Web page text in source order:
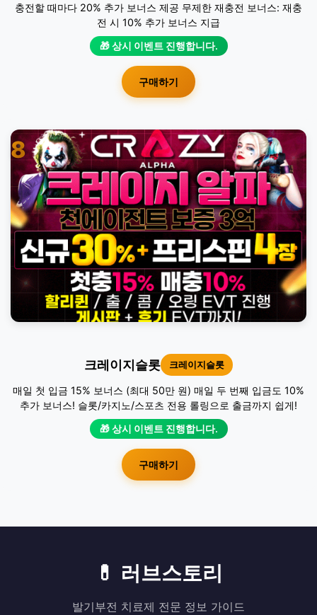
충전할 때마다 20% 추가 보너스 제공 무제한 재충전 보너스: 재충
전 시 10% 추가 보너스 지급
🎁 상시 이벤트 진행합니다.
구매하기
8
크레이지슬롯 크레이지슬롯
매일 첫 입금 15% 보너스 (최대 50만 원) 매일 두 번째 입금도 10%
추가 보너스! 슬롯/카지노/스포츠 전용 롤링으로 출금까지 쉽게!
🎁 상시 이벤트 진행합니다.
구매하기
💊 러브스토리
발기부전 치료제 전문 정보 가이드